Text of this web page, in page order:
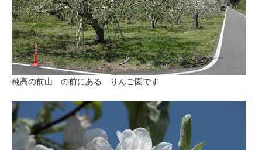
穂高の前山 の前にある りんご園です